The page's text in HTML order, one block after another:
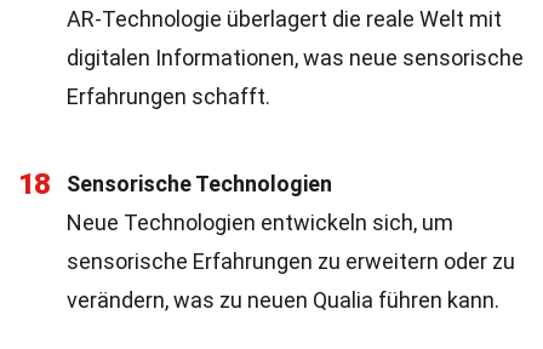
AR-Technologie überlagert die reale Welt mit
digitalen Informationen, was neue sensorische
Erfahrungen schafft.
18
Sensorische Technologien
Neue Technologien entwickeln sich, um
sensorische Erfahrungen zu erweitern oder zu
verändern, was zu neuen Qualia führen kann.